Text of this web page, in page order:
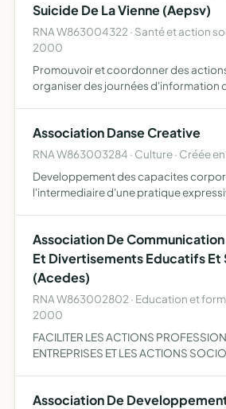
Suicide De La Vienne (Aepsv)
RNA W863004322 · Santé et action
2000
Promouvoir et coordonner des
organiser des journées d'information
dépres…
Association Danse Creative
RNA W863003284 · Culture · Créée en
Developpement des capacites
l'intermediaire d'une pratique
Association De
Et Divertisements Educatifs
(Acedes)
RNA W863002802 · Education et
2000
FACILITER LES ACTIONS
ENTREPRISES ET LES ACTIONS
Association De